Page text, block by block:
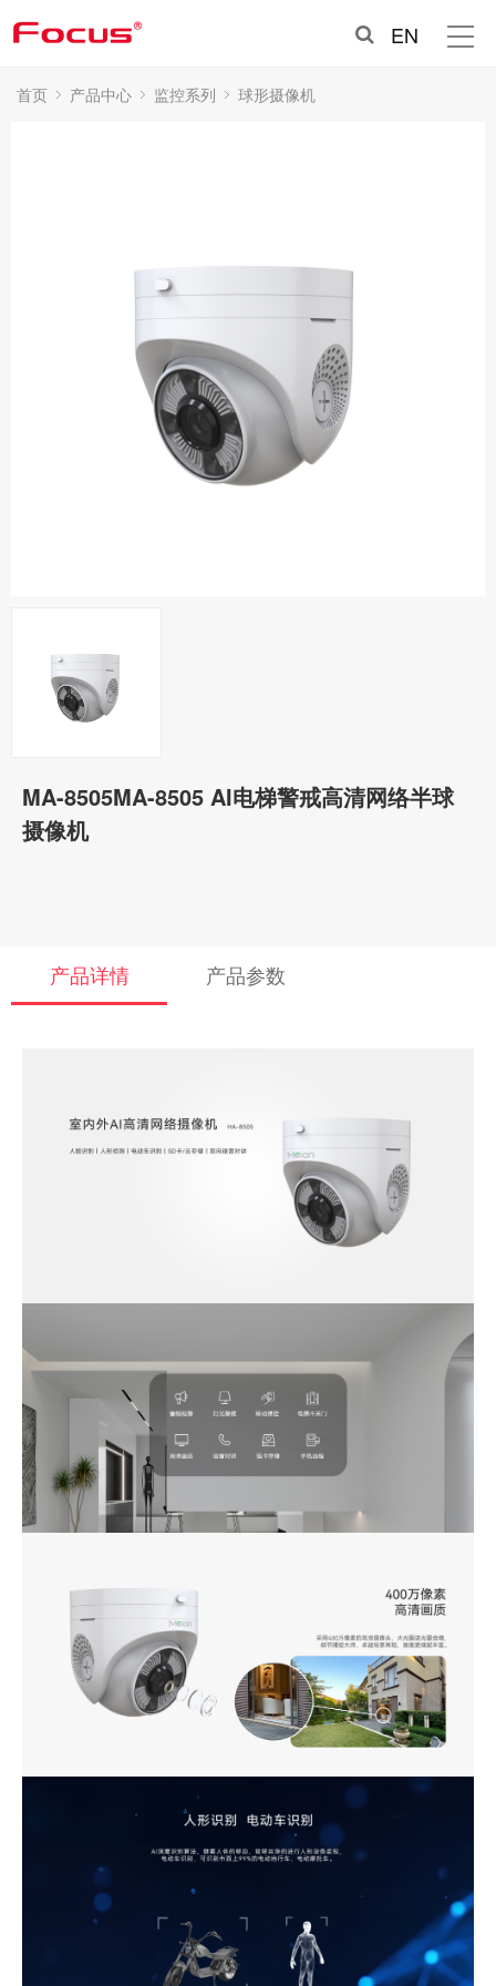
EN
首页 产品中心 监控系列 球形摄像机
MA-8505MA-8505 AI电梯警戒高清网络半球
摄像机
产品详情 产品参数